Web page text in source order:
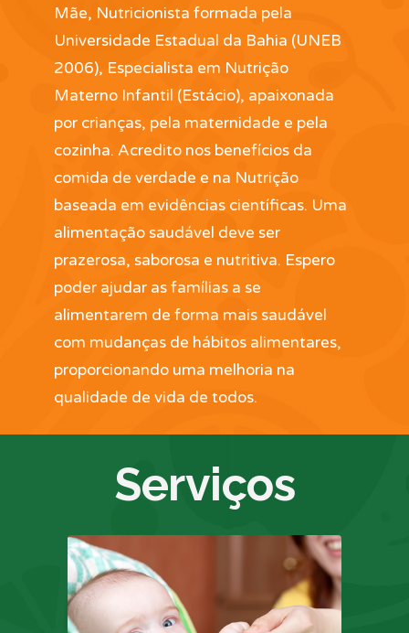
Mãe, Nutricionista formada pela
Universidade Estadual da Bahia (UNEB
2006), Especialista em Nutrição
Materno Infantil (Estácio), apaixonada
por crianças, pela maternidade e pela
cozinha. Acredito nos benefícios da
comida de verdade e na Nutrição
baseada em evidências científicas. Uma
alimentação saudável deve ser
prazerosa, saborosa e nutritiva. Espero
poder ajudar as famílias a se
alimentarem de forma mais saudável
com mudanças de hábitos alimentares,
proporcionando uma melhoria na
qualidade de vida de todos.
Serviços